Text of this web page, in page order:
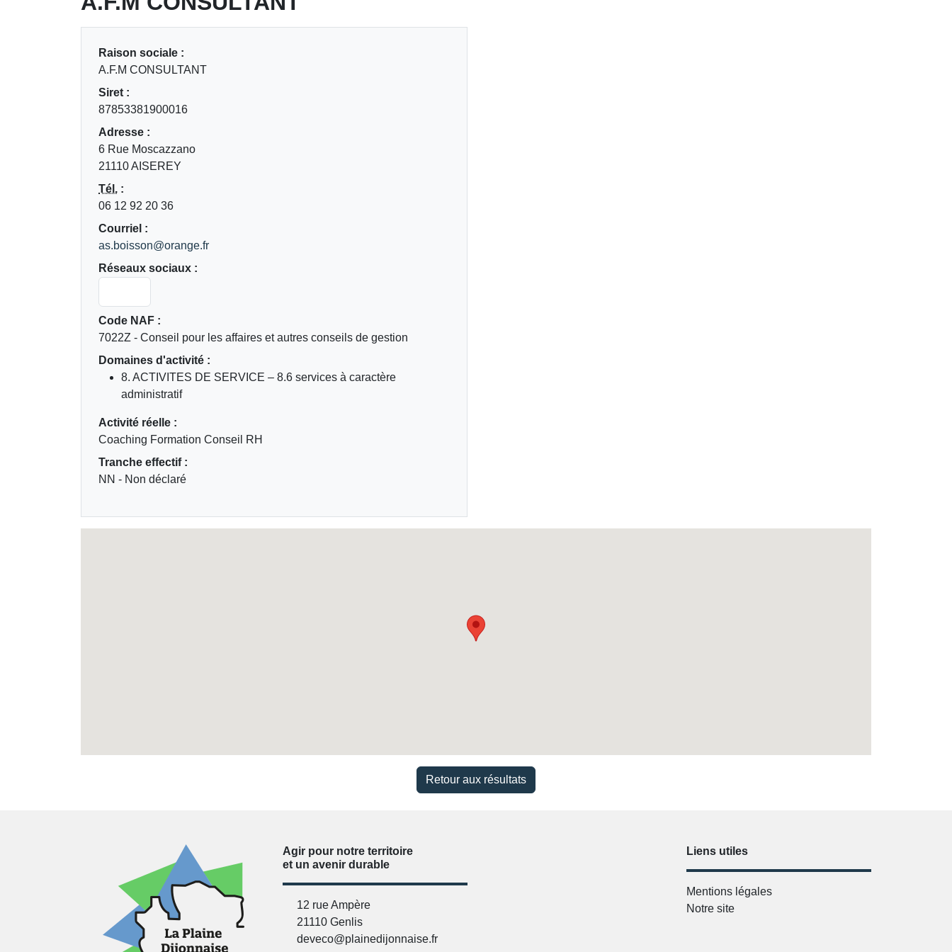
Raison sociale :
A.F.M CONSULTANT
Siret :
87853381900016
Adresse :
6 Rue Moscazzano
21110 AISEREY
Tél. :
06 12 92 20 36
Courriel :
as.boisson@orange.fr
Réseaux sociaux :
Code NAF :
7022Z - Conseil pour les affaires et autres conseils de gestion
Domaines d'activité :
8. ACTIVITES DE SERVICE ‒ 8.6 services à caractère
administratif
Activité réelle :
Coaching Formation Conseil RH
Tranche effectif :
NN - Non déclaré
Retour aux résultats
Agir pour notre territoire
et un avenir durable
12 rue Ampère
21110 Genlis
deveco@plainedijonnaise.fr
Liens utiles
Mentions légales
Notre site